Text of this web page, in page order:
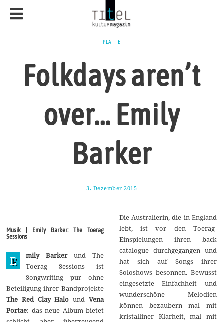
PLATTE
Folkdays aren’t
over… Emily
Barker
3. Dezember 2015
z
m
b
e
r
2
0
5
Musik | Emily Barker: The Toerag
Sessions
E mily Barkerund The
Toerag Sessions ist
Songwriting pur ohne
Beteiligung ihrer Bandprojekte
The Red Clay Halo undVena
Portae: das neue Album bietet
Die Australierin, die in England
lebt, ist vor den Toerag-
Einspielungen ihren back
catalogue durchgegangen und
hat sich auf Songs ihrer
Soloshows besonnen. Bewusst
eingesetzte Einfachheit und
wunderschöne Melodien
können bezaubern mal mit
kristalliner Klarheit, mal mit